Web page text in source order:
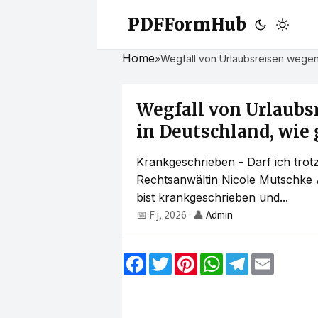
PDFFormHub
Home»Wegfall von Urlaubsreisen
Wegfall von
in Deutschland, wie
Krankgeschrieben - Darf ich
Rechtsanwältin Nicole
bist krankgeschrieben und...
📅 F j, 2026 · 👤 Admin
F
a
T
w
P
W
h
T
e